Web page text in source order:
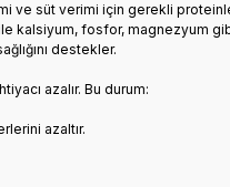
ve süt verimi için gerekli
kalsiyum, fosfor, magnezyum
destekler.
azalır. Bu durum:
azaltır.